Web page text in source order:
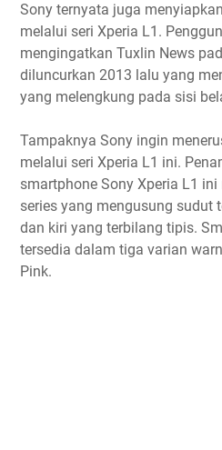
Sony ternyata juga
melalui seri Xperia L1.
mengingatkan Tuxlin News
diluncurkan 2013 lalu yang
yang melengkung pada sisi
Tampaknya Sony ingin
melalui seri Xperia L1 ini.
smartphone Sony Xperia L1
series yang mengusung sudut
dan kiri yang terbilang tipis.
tersedia dalam tiga varian
Pink.